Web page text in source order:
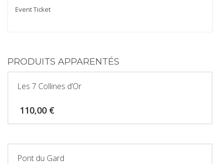
Event Ticket
PRODUITS APPARENTÉS
Les 7 Collines d’Or
110,00 €
Pont du Gard